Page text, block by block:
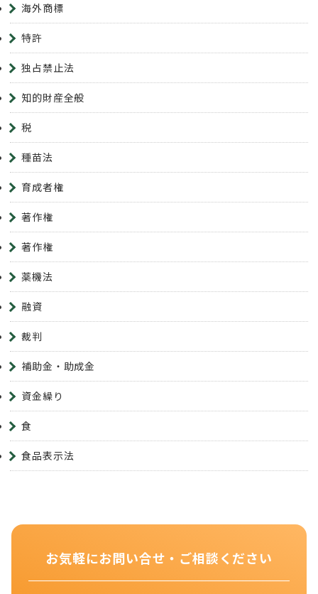
海外商標
特許
独占禁止法
知的財産全般
税
種苗法
育成者権
著作権
著作権
薬機法
融資
裁判
補助金・助成金
資金繰り
食
食品表示法
お気軽にお問い合せ・ご相談ください